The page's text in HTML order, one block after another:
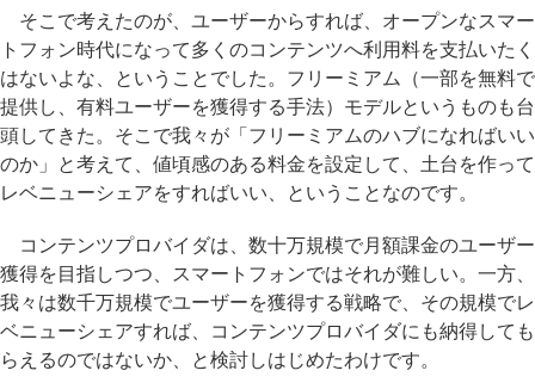
そこで考えたのが、ユーザーからすれば、オープンなスマー
トフォン時代になって多くのコンテンツへ利用料を支払いたく
はないよな、ということでした。フリーミアム（一部を無料で
提供し、有料ユーザーを獲得する手法）モデルというものも台
頭してきた。そこで我々が「フリーミアムのハブになればいい
のか」と考えて、値頃感のある料金を設定して、土台を作って
レベニューシェアをすればいい、ということなのです。
コンテンツプロバイダは、数十万規模で月額課金のユーザー
獲得を目指しつつ、スマートフォンではそれが難しい。一方、
我々は数千万規模でユーザーを獲得する戦略で、その規模でレ
ベニューシェアすれば、コンテンツプロバイダにも納得しても
らえるのではないか、と検討しはじめたわけです。